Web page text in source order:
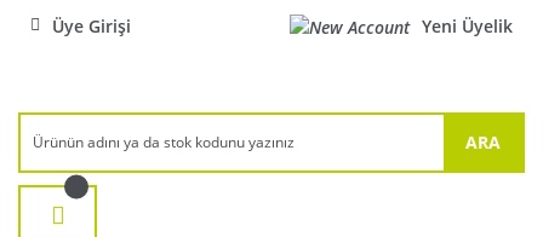
Üye Girişi Yeni Üyelik
ARA